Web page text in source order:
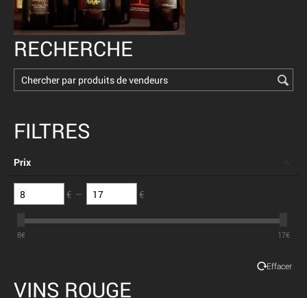
RECHERCHE
FILTRES
Prix
€ – €
8€ 17€
Effacer
VINS ROUGE